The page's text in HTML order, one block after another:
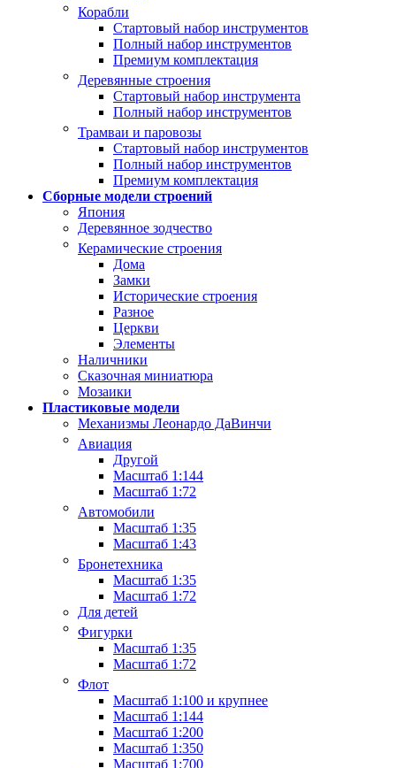
Корабли
Стартовый набор инструментов
Полный набор инструментов
Премиум комплектация
Деревянные строения
Стартовый набор инструмента
Полный набор инструментов
Трамваи и паровозы
Стартовый набор инструментов
Полный набор инструментов
Премиум комплектация
Сборные модели строений
Япония
Деревянное зодчество
Керамические строения
Дома
Замки
Исторические строения
Разное
Церкви
Элементы
Наличники
Сказочная миниатюра
Мозаики
Пластиковые модели
Механизмы Леонардо ДаВинчи
Авиация
Другой
Масштаб 1:144
Масштаб 1:72
Автомобили
Масштаб 1:35
Масштаб 1:43
Бронетехника
Масштаб 1:35
Масштаб 1:72
Для детей
Фигурки
Масштаб 1:35
Масштаб 1:72
Флот
Масштаб 1:100 и крупнее
Масштаб 1:144
Масштаб 1:200
Масштаб 1:350
Масштаб 1:700